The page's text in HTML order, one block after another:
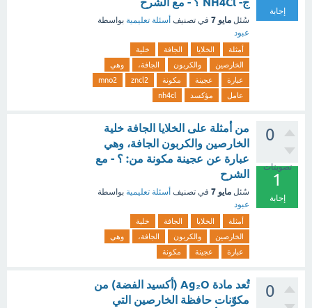
إجابة
سُئل مايو 7 في تصنيف أسئلة تعليمية بواسطة
عبود
أمثلة الخلايا الجافة
خلية
الخارصين
والكربون الجافة،
وهي
عبارة
عجينة مكونة zncl2
mno2
عامل
مؤكسد nh4cl
0
تصويتات
1
إجابة
من أمثلة على الخلايا الجافة خلية
الخارصين والكربون الجافة، وهي
عبارة عن عجينة مكونة من: ؟ - مع
الشرح
سُئل مايو 7 في تصنيف أسئلة تعليمية بواسطة
عبود
أمثلة الخلايا الجافة
خلية
الخارصين
والكربون الجافة،
وهي
عبارة
عجينة مكونة
0
تُعد مادة Ag₂O (أكسيد الفضة) من
مكوّنات حافظة الخارصين التي